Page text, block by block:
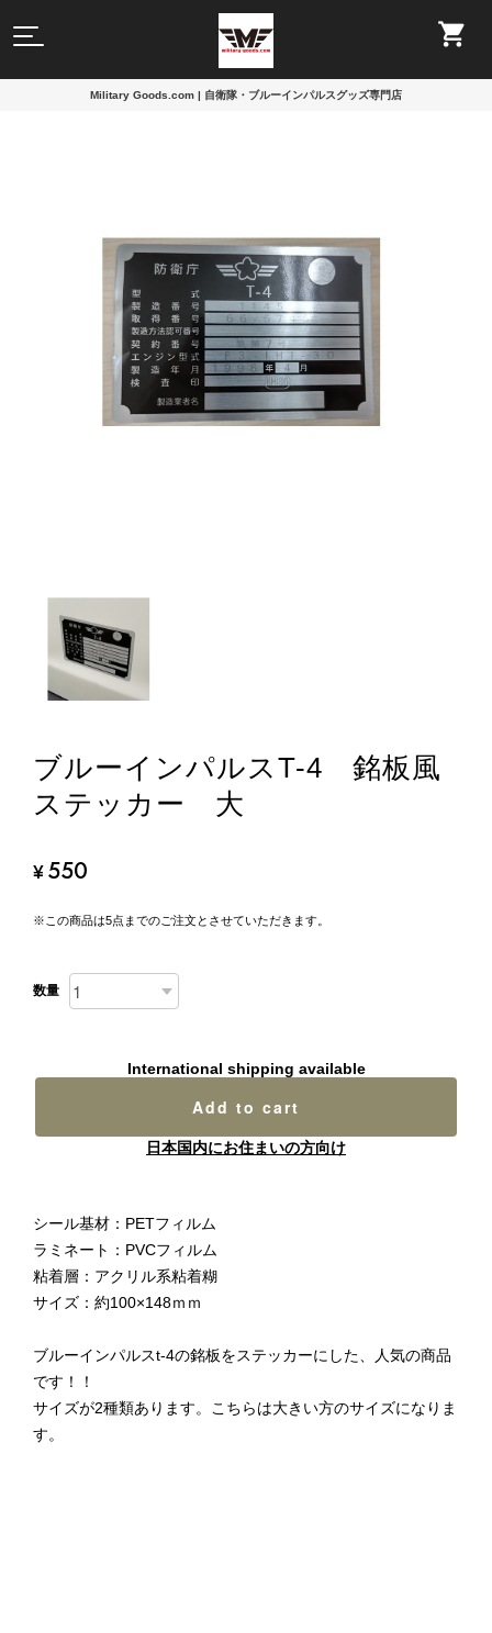
Military Goods.com | 自衛隊・ブルーインパルスグッズ専門店
ブルーインパルスT-4 銘板風
ステッカー 大
¥550
※この商品は5点までのご注文とさせていただきます。
数量
International shipping available
Add to cart
日本国内にお住まいの方向け
シール基材：PETフィルム
ラミネート：PVCフィルム
粘着層：アクリル系粘着糊
サイズ：約100×148ｍｍ
ブルーインパルスt-4の銘板をステッカーにした、人気の商品
です！！
サイズが2種類あります。こちらは大きい方のサイズになりま
す。